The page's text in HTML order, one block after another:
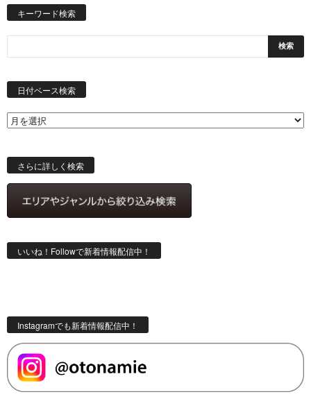
キーワード検索
日付ベース検索
索
さらに詳しく検索
いいね！Followで新着情報配信中！
Instagramでも新着情報配信中！